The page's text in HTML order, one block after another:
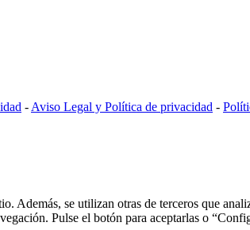
- Aviso Legal y Política de privacidad -
Además, se utilizan otras de terceros que
Pulse el botón para aceptarlas o